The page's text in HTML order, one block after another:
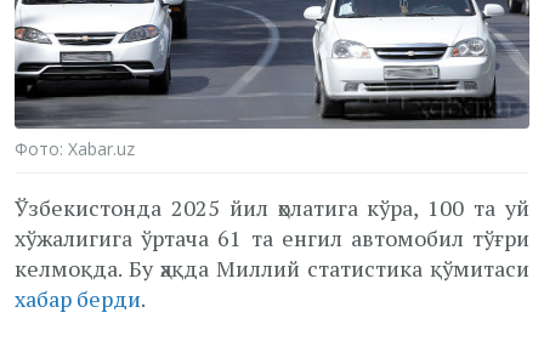
Фото: Xabar.uz
Ўзбекистонда 2025 йил ҳолатига кўра, 100 та уй
хўжалигига ўртача 61 та енгил автомобил тўғри
келмоқда. Бу ҳақда Миллий статистика қўмитаси
хабар берди.